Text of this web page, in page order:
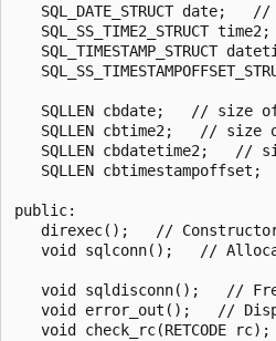
SQL_DATE_STRUCT date;
SQL_SS_TIME2_STRUCT
SQL_TIMESTAMP_STRUCT
SQLLEN cbdate;   // size
SQLLEN cbtime2;   // size
SQLLEN cbdatetime2;   //
SQLLEN cbtimestampoffset;
public:
direxec();   //
void sqlconn();   //
void sqldisconn();   //
void error_out();   //
void check_rc(RETCODE